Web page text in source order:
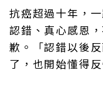
抗癌超過十年，
認錯、真心感恩
歉。「認錯以後
了，也開始懂得反